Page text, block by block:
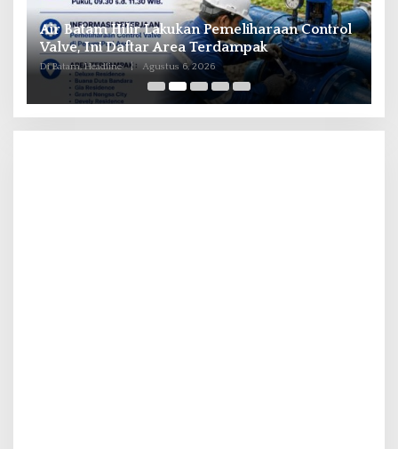
Air Batam Hilir Lakukan Pemeliharaan Control
Valve, Ini Daftar Area Terdampak
Di Batam, Headline | Agustus 6, 2026